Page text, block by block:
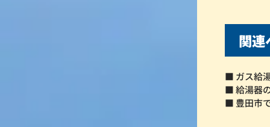
関連
■ ガス給
■ 給湯器
■ 豊田市